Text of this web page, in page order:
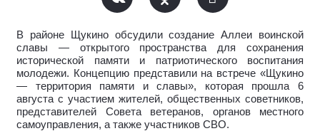
В районе Щукино обсудили создание Аллеи воинской
славы — открытого пространства для сохранения
исторической памяти и патриотического воспитания
молодежи. Концепцию представили на встрече «Щукино
— территория памяти и славы», которая прошла 6
августа с участием жителей, общественных советников,
представителей Совета ветеранов, органов местного
самоуправления, а также участников СВО.